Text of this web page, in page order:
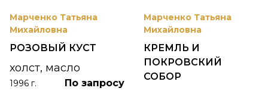
Марченко Татьяна
Михайловна
РОЗОВЫЙ КУСТ
холст, масло
1996 г. По запросу
Марченко Татьяна
Михайловна
КРЕМЛЬ И
ПОКРОВСКИЙ
СОБОР